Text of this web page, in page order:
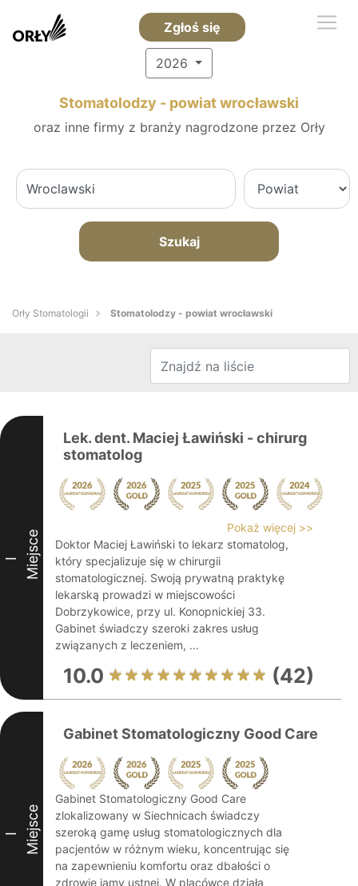
Zgłoś się
2026
Stomatolodzy - powiat wrocławski
oraz inne firmy z branży nagrodzone przez Orły
Szukaj
Orły Stomatologii Stomatolodzy - powiat wrocławski
I Miejsce
Lek. dent. Maciej Ławiński - chirurg
stomatolog
Pokaż więcej >>
Doktor Maciej Ławiński to lekarz stomatolog,
który specjalizuje się w chirurgii
stomatologicznej. Swoją prywatną praktykę
lekarską prowadzi w miejscowości
Dobrzykowice, przy ul. Konopnickiej 33.
Gabinet świadczy szeroki zakres usług
związanych z leczeniem, ...
10.0 (42)
I Miejsce
Gabinet Stomatologiczny Good Care
Gabinet Stomatologiczny Good Care
zlokalizowany w Siechnicach świadczy
szeroką gamę usług stomatologicznych dla
pacjentów w różnym wieku, koncentrując się
na zapewnieniu komfortu oraz dbałości o
zdrowie jamy ustnej. W placówce działa